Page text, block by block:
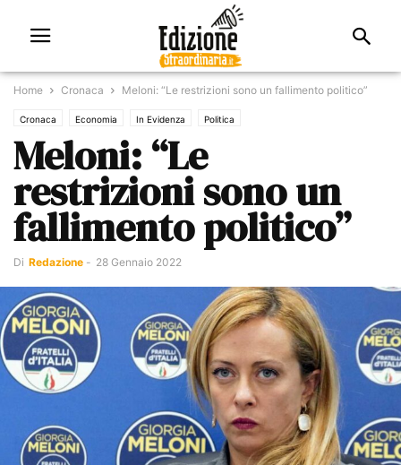
Home Cronaca Meloni: “Le restrizioni sono un fallimento politico”
Cronaca Economia In Evidenza Politica
Meloni: “Le
restrizioni sono un
fallimento politico”
Di Redazione - 28 Gennaio 2022